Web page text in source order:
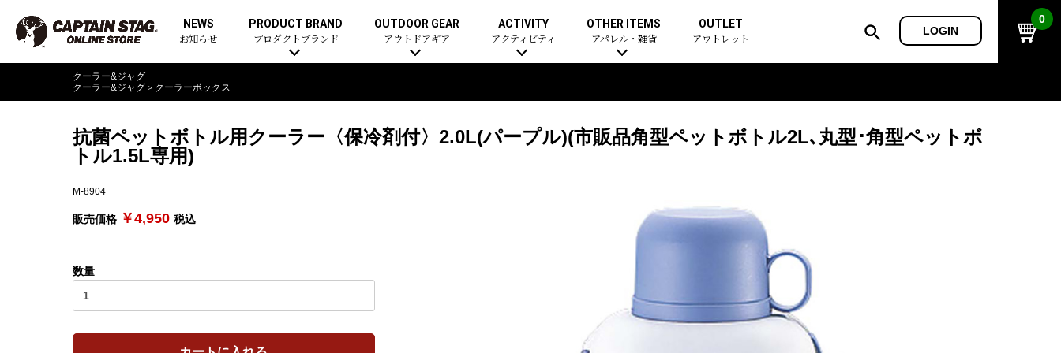
NEWS
お知らせ
PRODUCT BRAND
プロダクトブランド
OUTDOOR GEAR
アウトドアギア
ACTIVITY
アクティビティ
OTHER ITEMS
アパレル・雑貨
OUTLET
アウトレット
LOGIN
0
クーラー&ジャグ
クーラー&ジャグ ＞ クーラーボックス
抗菌ペットボトル用クーラー〈保冷剤付〉2.0L(パープル)(市販品角型ペットボトル2L､丸型･角型ペットボ
トル1.5L専用)
M-8904
販売価格 ￥4,950 税込
数量